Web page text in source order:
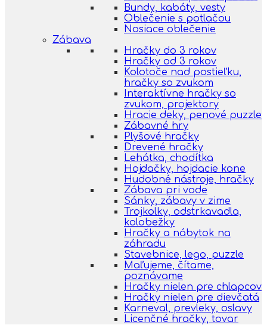
Bundy, kabáty, vesty
Oblečenie s potlačou
Nosiace oblečenie
Zábava
Hračky do 3 rokov
Hračky od 3 rokov
Kolotoče nad postieľku,
hračky so zvukom
Interaktívne hračky so
zvukom, projektory
Hracie deky, penové puzzle
Zábavné hry
Plyšové hračky
Drevené hračky
Lehátka, chodítka
Hojdačky, hojdacie kone
Hudobné nástroje, hračky
Zábava pri vode
Sánky, zábavy v zime
Trojkolky, odstrkavadla,
kolobežky
Hračky a nábytok na
záhradu
Stavebnice, lego, puzzle
Maľujeme, čítame,
poznávame
Hračky nielen pre chlapcov
Hračky nielen pre dievčatá
Karneval, prevleky, oslavy
Licenčné hračky, tovar